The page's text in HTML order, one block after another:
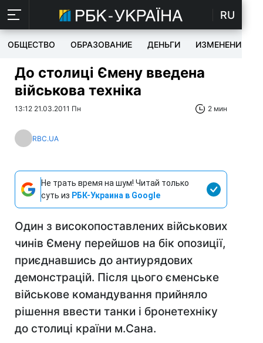
RU
ОБЩЕСТВО ОБРАЗОВАНИЕ ДЕНЬГИ ИЗМЕНЕНИЯ
До столиці Ємену введена
військова техніка
13:12 21.03.2011 Пн 2 мин
RBC.UA
Не трать время на шум! Читай только
суть из РБК-Украина в Google
Один з високопоставлених військових
чинів Ємену перейшов на бік опозиції,
приєднавшись до антиурядових
демонстрацій. Після цього єменське
військове командування прийняло
рішення ввести танки і бронетехніку
до столиці країни м.Сана.